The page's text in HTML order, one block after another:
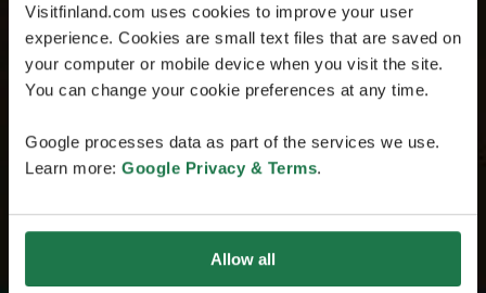
Visitfinland.com uses cookies to improve your user
experience. Cookies are small text files that are saved on
your computer or mobile device when you visit the site.
You can change your cookie preferences at any time.
Google processes data as part of the services we use.
Learn more: Google Privacy & Terms.
Allow all